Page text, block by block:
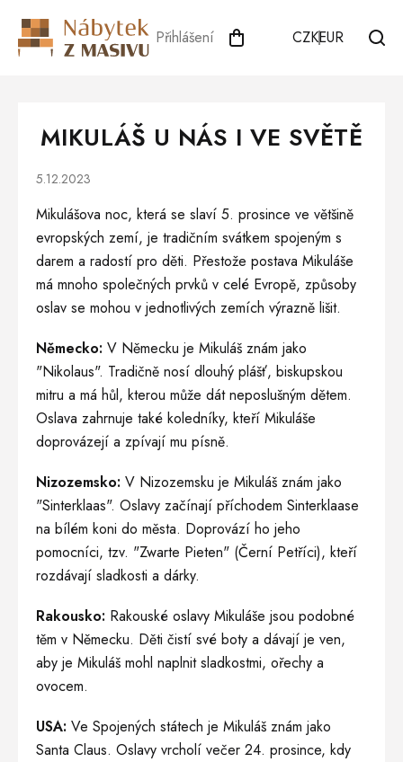
obsah
Přihlášení CZKEUR
MIKULÁŠ U NÁS I VE SVĚTĚ
5.12.2023
Mikulášova noc, která se slaví 5. prosince ve většině
evropských zemí, je tradičním svátkem spojeným s
darem a radostí pro děti. Přestože postava Mikuláše
má mnoho společných prvků v celé Evropě, způsoby
oslav se mohou v jednotlivých zemích výrazně lišit.
Německo: V Německu je Mikuláš znám jako
"Nikolaus". Tradičně nosí dlouhý plášť, biskupskou
mitru a má hůl, kterou může dát neposlušným dětem.
Oslava zahrnuje také koledníky, kteří Mikuláše
doprovázejí a zpívají mu písně.
Nizozemsko: V Nizozemsku je Mikuláš znám jako
"Sinterklaas". Oslavy začínají příchodem Sinterklaase
na bílém koni do města. Doprovází ho jeho
pomocníci, tzv. "Zwarte Pieten" (Černí Petříci), kteří
rozdávají sladkosti a dárky.
Rakousko: Rakouské oslavy Mikuláše jsou podobné
těm v Německu. Děti čistí své boty a dávají je ven,
aby je Mikuláš mohl naplnit sladkostmi, ořechy a
ovocem.
USA: Ve Spojených státech je Mikuláš znám jako
Santa Claus. Oslavy vrcholí večer 24. prosince, kdy